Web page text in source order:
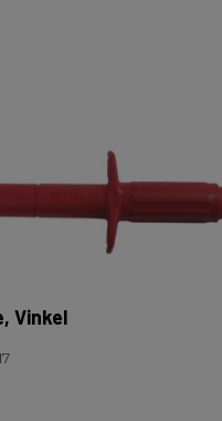
Vinkel